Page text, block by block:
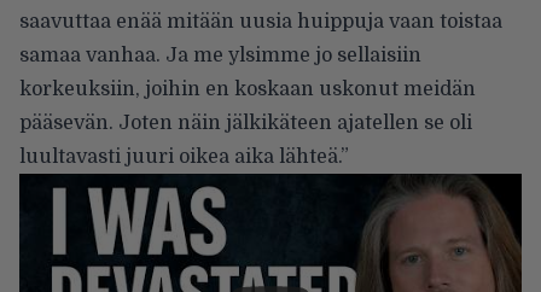
saavuttaa enää mitään uusia huippuja vaan toistaa
samaa vanhaa. Ja me ylsimme jo sellaisiin
korkeuksiin, joihin en koskaan uskonut meidän
pääsevän. Joten näin jälkikäteen ajatellen se oli
luultavasti juuri oikea aika lähteä.”